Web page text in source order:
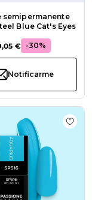
semipermanente
Blue Cat's Eyes
€ -30%
Notificarme
de deseos Esmalte